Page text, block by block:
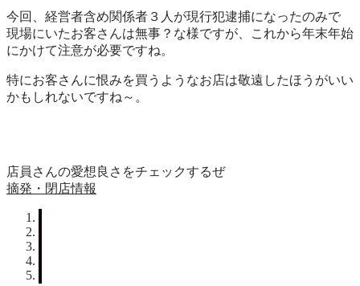
今回、経営者含め関係者３人が現行犯逮捕になったのみで
現場にいたお客さんは無事？な様ですが、これから年末年始
にかけて注意が必要ですね。
特にお客さんに恨みを買うようなお店は敬遠したほうがいい
かもしれないですね～。
店員さんの愛想良さをチェックするぜ
摘発・閉店情報